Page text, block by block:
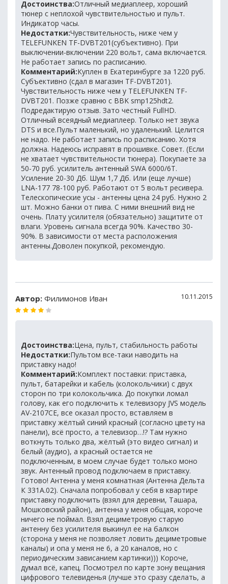
Достоинства:Отличный медиаплеер, хороший
тюнер с неплохой чувствительностью и пульт.
Индикатор часы.
Недостатки:Чувствительность, ниже чем у
TELEFUNKEN TF-DVBT201(субъективно). При
выключении-включении 220 вольт, сама включается.
Не работает запись по расписанию.
Комментарий:Куплен в Екатеринбурге за 1220 руб.
Субъективно (сдал в магазин TF-DVBT201).
Чувствительность ниже чем у TELEFUNKEN TF-
DVBT201. Позже сравню с BBK smp125hdt2.
Подредактирую отзыв. Зато честный FullHD.
Отличный всеядный медиаплеер. Только нет звука
DTS и все.Пульт маленький, но удаленький. Целится
не надо. Не работает запись по расписанию. Хотя
должна. Надеюсь исправят в прошивке. Совет. (Если
не хватает чувствительности тюнера). Покупаете за
50-70 руб. усилитель антенный SWA 6000/6T.
Усиление 20-30 Дб. Шум 1,7 Дб. Или (еще лучше)
LNA-177 78-100 руб. Работают от 5 вольт ресивера.
Телескопические усы - антенны цена 24 руб. Нужно 2
шт. Можно банки от пива. С ними внешний вид не
очень. Плату усилителя (обязательно) защитите от
влаги. Уровень сигнала всегда 90%. Качество 30-
90%. В зависимости от места расположения
антенны.Доволен покупкой, рекомендую.
Автор: Филимонов Иван 10.11.2015
Достоинства:Цена, пульт, стабильность работы
Недостатки:Пультом все-таки наводить на
приставку надо!
Комментарий:Комплект поставки: приставка,
пульт, батарейки и кабель (колокольчики) с двух
сторон по три колокольчика. До покупки ломал
голову, как его подключить к телевизору JVS модель
AV-2107CE, все оказал просто, вставляем в
приставку жёлтый синий красный (согласно цвету на
панели), всё просто, а телевизор…!? Там нужно
воткнуть только два, жёлтый (это видео сигнал) и
белый (аудио), а красный остается не
подключенным, в моем случае будет только моно
звук. Антенный провод подключаем в приставку.
Готово! Антенна у меня комнатная (Антенна Дельта
К 331А.02). Сначала попробовал у себя в квартире
приставку подключить (взял для деревни, Ташара,
Мошковский район), антенна у меня общая, короче
ничего не поймал. Взял дециметровую старую
антенну без усилителя выкинул ее на балкон
(сторона у меня не позволяет ловить дециметровые
каналы) и опа у меня не 6, а 20 каналов, но с
периодическим зависанием картинки))) Короче,
думал всё, капец. Посмотрел по карте зону вещания
цифрового телевиденья (лучше это сразу сделать, а